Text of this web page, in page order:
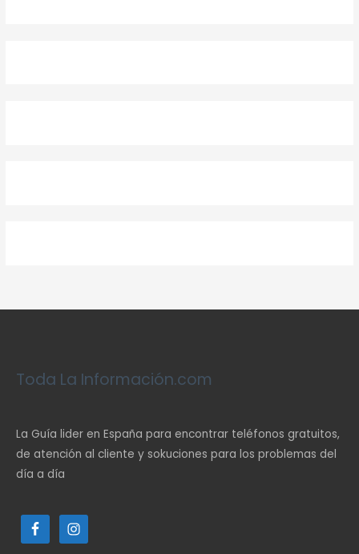
Toda La Información.com
La Guía lider en España para encontrar teléfonos gratuitos,
de atención al cliente y sokuciones para los problemas del
día a día